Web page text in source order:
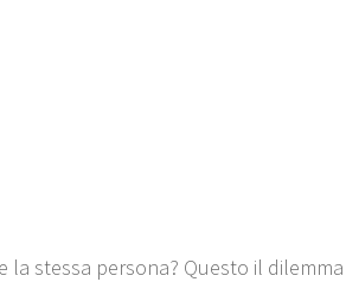
stessa persona? Questo il dilemma